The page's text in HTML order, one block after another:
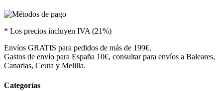
* Los precios incluyen IVA (21%)
Envíos GRATIS para pedidos de más de 199€.
Gastos de envío para España 10€, consultar para envíos a Baleares,
Canarias, Ceuta y Melilla.
Categorías